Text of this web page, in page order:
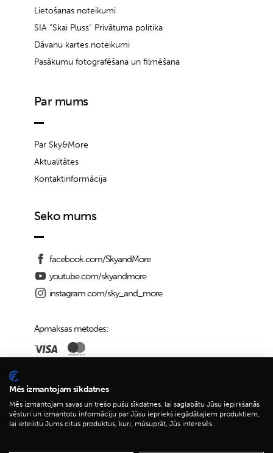
Lietošanas noteikumi
SIA “Skai Pluss” Privātuma politika
Dāvanu kartes noteikumi
Pasākumu fotografēšana un filmēšana
Par mums
Par Sky&More
Aktualitātes
Kontaktinformācija
Seko mums
facebook.com/SkyandMore
youtube.com/skyandmore
instagram.com/sky_and_more
Apmaksas metodes:
Piegādes iespējas:
Mēs izmantojam sīkdatnes
Mēs izmantojam savas un trešo pušu sīkdatnes, lai saglabātu Jūsu iepirkšanās
vēsturi un izmantotu informāciju par Jūsu iepriekš iegādātajiem produktiem,
lai ieteiktu Jums citus produktus, kuri, mūsuprāt, Jūs interesēs.